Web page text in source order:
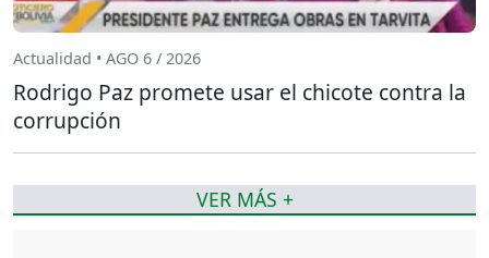
Actualidad • AGO 6 / 2026
Rodrigo Paz promete usar el chicote contra la
corrupción
VER MÁS +